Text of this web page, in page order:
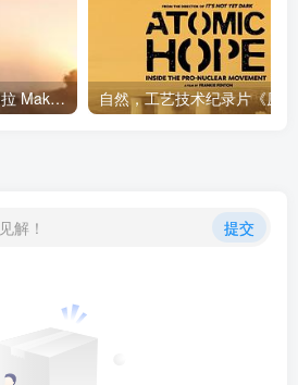
社会生活纪录片《马加拉 Makala》下载
解！ 提交